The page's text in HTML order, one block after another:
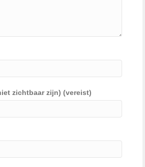
zichtbaar zijn) (vereist)